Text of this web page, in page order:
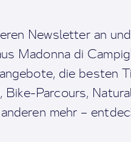
Newsletter an und
Madonna di
die besten
Bike-Parcours,
mehr –